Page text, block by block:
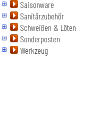
Saisonware
Sanitärzubehör
Schweißen & Löten
Sonderposten
Werkzeug